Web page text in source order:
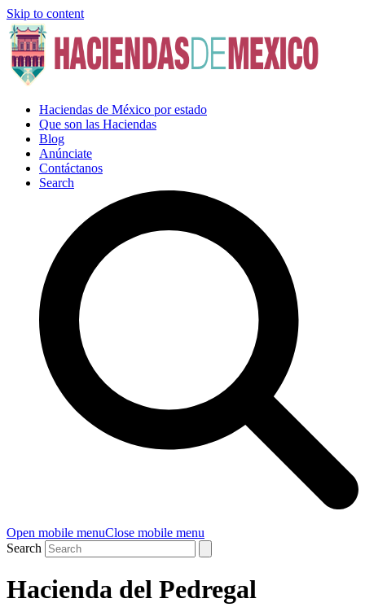
Skip to content
Haciendas de México por estado
Que son las Haciendas
Blog
Anúnciate
Contáctanos
Search
Open mobile menuClose mobile menu
Search
Hacienda del Pedregal